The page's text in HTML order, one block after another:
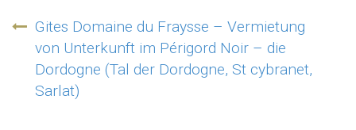
Beitragsnavigation
Gites Domaine du Fraysse – Vermietung
von Unterkunft im Périgord Noir – die
Dordogne (Tal der Dordogne, St cybranet,
Sarlat)